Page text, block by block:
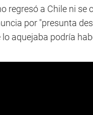
regresó a Chile ni
por "presunta
lo aquejaba podría